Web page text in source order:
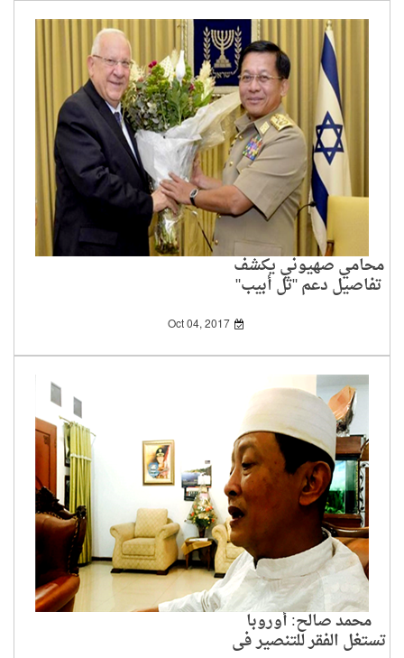
محامي صهيوني يكشف
تفاصيل دعم "تل أبيب"
Oct 04, 2017
محمد صالح: أوروبا
تستغل الفقر للتنصير في